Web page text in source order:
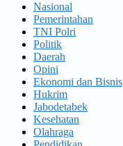
Nasional
Pemerintahan
TNI Polri
Politik
Daerah
Opini
Ekonomi dan Bisnis
Hukrim
Jabodetabek
Kesehatan
Olahraga